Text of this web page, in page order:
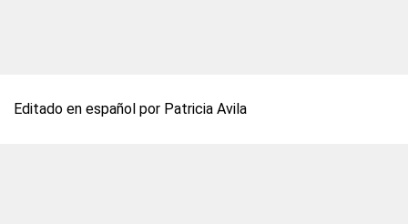
Editado en español por Patricia Avila